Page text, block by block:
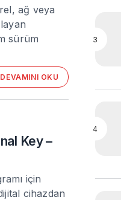
ağ veya
sürüm
DEVAMINI OKU
Key –
için
cihazdan